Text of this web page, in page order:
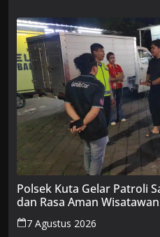
Polsek Kuta Gelar Patroli
dan Rasa Aman Wisatawan
7 Agustus 2026